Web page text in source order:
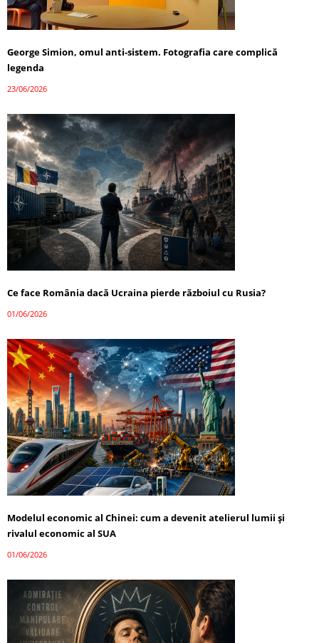
George Simion, omul anti-sistem. Fotografia care complică
legenda
23/06/2026
Ce face România dacă Ucraina pierde războiul cu Rusia?
01/06/2026
Modelul economic al Chinei: cum a devenit atelierul lumii și
rivalul economic al SUA
01/06/2026